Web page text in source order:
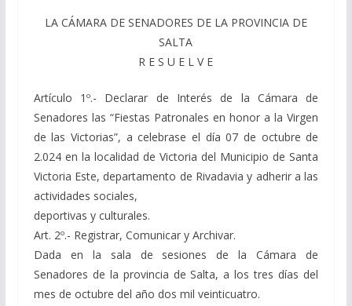
LA CÁMARA DE SENADORES DE LA PROVINCIA DE
SALTA
R E S U E L V E
Artículo 1º.- Declarar de Interés de la Cámara de
Senadores las “Fiestas Patronales en honor a la Virgen
de las Victorias”, a celebrase el día 07 de octubre de
2.024 en la localidad de Victoria del Municipio de Santa
Victoria Este, departamento de Rivadavia y adherir a las
actividades sociales,
deportivas y culturales.
Art. 2º.- Registrar, Comunicar y Archivar.
Dada en la sala de sesiones de la Cámara de
Senadores de la provincia de Salta, a los tres días del
mes de octubre del año dos mil veinticuatro.